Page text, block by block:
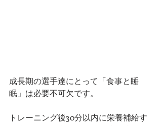
成長期の選手達にとって「食事と睡
眠」は必要不可欠です。
トレーニング後30分以内に栄養補給す